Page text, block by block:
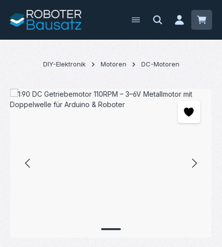
Zum Hauptinhalt springen
DIY-Elektronik Motoren DC-Motoren
Bildergalerie überspringen